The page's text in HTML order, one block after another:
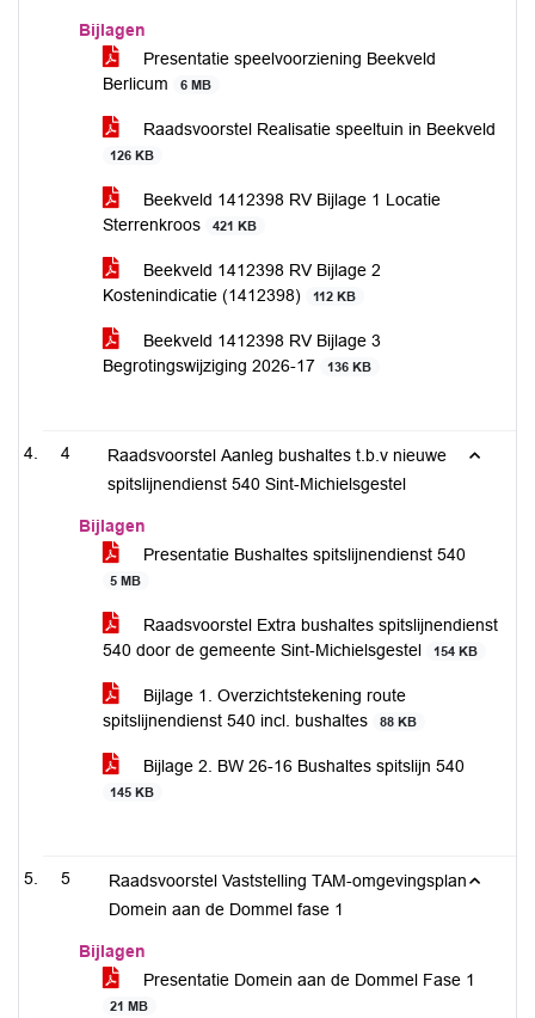
Bijlagen
Presentatie speelvoorziening Beekveld
Berlicum
6 MB
Raadsvoorstel Realisatie speeltuin in Beekveld
126 KB
Beekveld 1412398 RV Bijlage 1 Locatie
Sterrenkroos
421 KB
Beekveld 1412398 RV Bijlage 2
Kostenindicatie (1412398)
112 KB
Beekveld 1412398 RV Bijlage 3
Begrotingswijziging 2026-17
136 KB
4
Raadsvoorstel Aanleg bushaltes t.b.v nieuwe
spitslijnendienst 540 Sint-Michielsgestel
Bijlagen
Presentatie Bushaltes spitslijnendienst 540
5 MB
Raadsvoorstel Extra bushaltes spitslijnendienst
540 door de gemeente Sint-Michielsgestel
154 KB
Bijlage 1. Overzichtstekening route
spitslijnendienst 540 incl. bushaltes
88 KB
Bijlage 2. BW 26-16 Bushaltes spitslijn 540
145 KB
5
Raadsvoorstel Vaststelling TAM-omgevingsplan
Domein aan de Dommel fase 1
Bijlagen
Presentatie Domein aan de Dommel Fase 1
21 MB